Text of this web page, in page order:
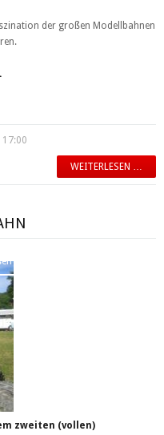
der großen Modellbahnen
17:00
WEITERLESEN …
…
zweiten (vollen)